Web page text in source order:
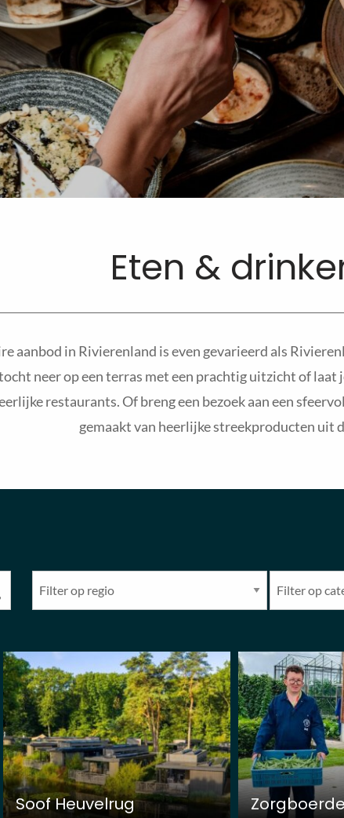
Eten &
aanbod in Rivierenland is even gevarieerd als
neer op een terras met een prachtig uitzicht of laat
restaurants. Of breng een bezoek aan een
gemaakt van heerlijke streekproducten uit
Soof Heuvelrug